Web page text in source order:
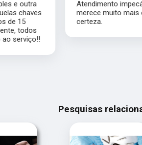
Atendimento impecável, ótimo
merece muito mais que 5
Pesquisas